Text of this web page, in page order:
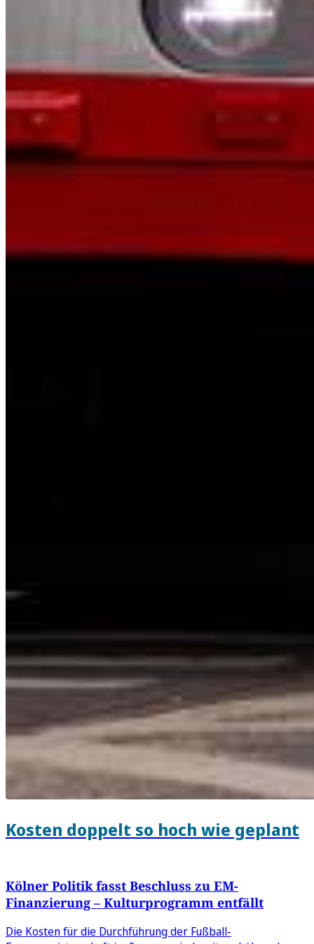
Kosten doppelt so hoch wie geplant
Kölner Politik fasst Beschluss zu EM-
Finanzierung – Kulturprogramm entfällt
Die Kosten für die Durchführung der Fußball-